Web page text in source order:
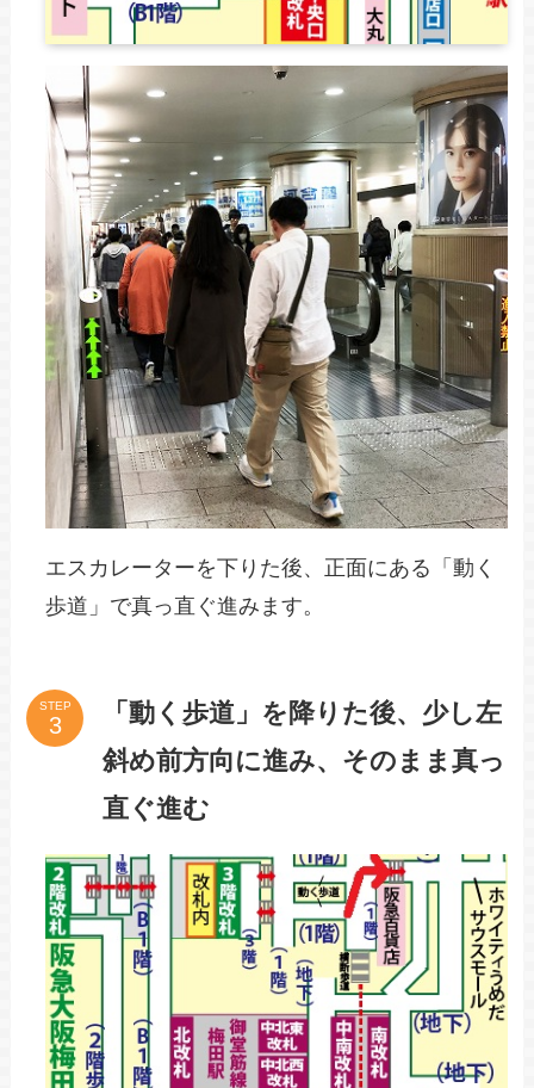
エスカレーターを下りた後、正面にある「動く
歩道」で真っ直ぐ進みます。
STEP
「動く歩道」を降りた後、少し左
斜め前方向に進み、そのまま真っ
直ぐ進む